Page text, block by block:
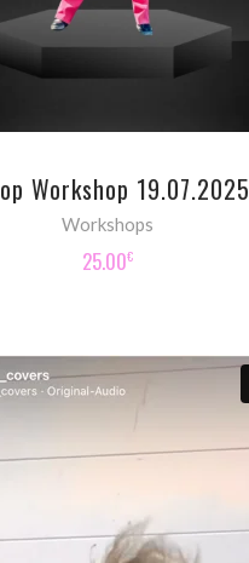
Workshop 19.07.2025
Workshops
25.00€